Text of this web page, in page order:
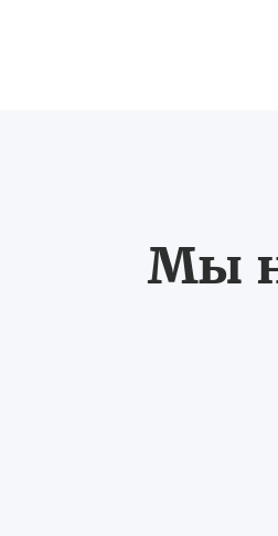
Мы